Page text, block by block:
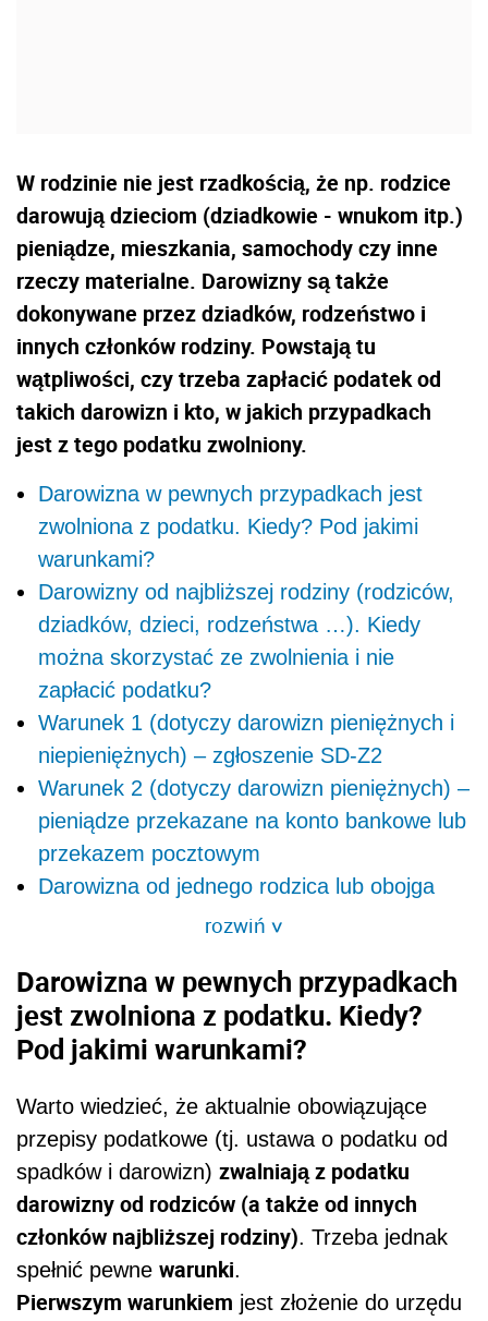
W rodzinie nie jest rzadkością, że np. rodzice
darowują dzieciom (dziadkowie - wnukom itp.)
pieniądze, mieszkania, samochody czy inne
rzeczy materialne. Darowizny są także
dokonywane przez dziadków, rodzeństwo i
innych członków rodziny. Powstają tu
wątpliwości, czy trzeba zapłacić podatek od
takich darowizn i kto, w jakich przypadkach
jest z tego podatku zwolniony.
Darowizna w pewnych przypadkach jest
zwolniona z podatku. Kiedy? Pod jakimi
warunkami?
Darowizny od najbliższej rodziny (rodziców,
dziadków, dzieci, rodzeństwa …). Kiedy
można skorzystać ze zwolnienia i nie
zapłacić podatku?
Warunek 1 (dotyczy darowizn pieniężnych i
niepieniężnych) – zgłoszenie SD-Z2
Warunek 2 (dotyczy darowizn pieniężnych) –
pieniądze przekazane na konto bankowe lub
przekazem pocztowym
Darowizna od jednego rodzica lub obojga
rozwiń>
Darowizna w pewnych przypadkach
jest zwolniona z podatku. Kiedy?
Pod jakimi warunkami?
Warto wiedzieć, że aktualnie obowiązujące
przepisy podatkowe (tj. ustawa o podatku od
spadków i darowizn) zwalniają z podatku
darowizny od rodziców (a także od innych
członków najbliższej rodziny). Trzeba jednak
spełnić pewne warunki.
Pierwszym warunkiem jest złożenie do urzędu